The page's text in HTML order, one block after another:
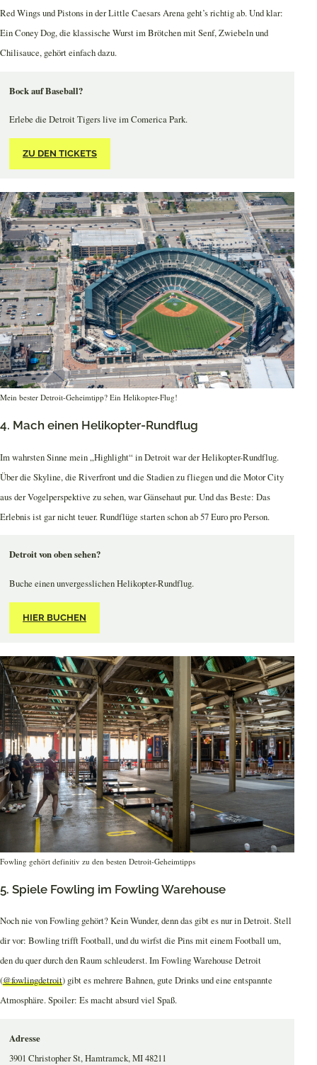
Red Wings und Pistons in der Little Caesars Arena geht’s richtig ab. Und klar:
Ein Coney Dog, die klassische Wurst im Brötchen mit Senf, Zwiebeln und
Chilisauce, gehört einfach dazu.
Bock auf Baseball?
Erlebe die Detroit Tigers live im Comerica Park.
ZU DEN TICKETS
Mein bester Detroit-Geheimtipp? Ein Helikopter-Flug!
4. Mach einen Helikopter-Rundflug
Im wahrsten Sinne mein „Highlight“ in Detroit war der Helikopter-Rundflug.
Über die Skyline, die Riverfront und die Stadien zu fliegen und die Motor City
aus der Vogelperspektive zu sehen, war Gänsehaut pur. Und das Beste: Das
Erlebnis ist gar nicht teuer. Rundflüge starten schon ab 57 Euro pro Person.
Detroit von oben sehen?
Buche einen unvergesslichen Helikopter-Rundflug.
HIER BUCHEN
Fowling gehört definitiv zu den besten Detroit-Geheimtipps
5. Spiele Fowling im Fowling Warehouse
Noch nie von Fowling gehört? Kein Wunder, denn das gibt es nur in Detroit. Stell
dir vor: Bowling trifft Football, und du wirfst die Pins mit einem Football um,
den du quer durch den Raum schleuderst. Im Fowling Warehouse Detroit
(@fowlingdetroit) gibt es mehrere Bahnen, gute Drinks und eine entspannte
Atmosphäre. Spoiler: Es macht absurd viel Spaß.
Adresse
3901 Christopher St, Hamtramck, MI 48211